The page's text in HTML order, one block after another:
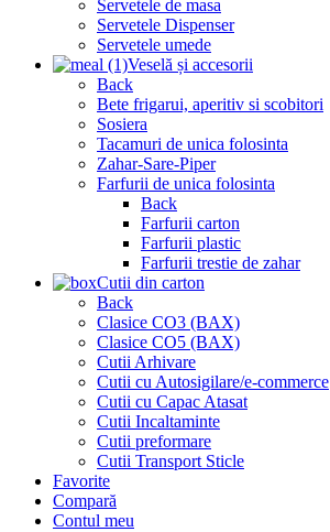
Servetele de masa
Servetele Dispenser
Servetele umede
Veselă și accesorii
Back
Bete frigarui, aperitiv si scobitori
Sosiera
Tacamuri de unica folosinta
Zahar-Sare-Piper
Farfurii de unica folosinta
Back
Farfurii carton
Farfurii plastic
Farfurii trestie de zahar
Cutii din carton
Back
Clasice CO3 (BAX)
Clasice CO5 (BAX)
Cutii Arhivare
Cutii cu Autosigilare/e-commerce
Cutii cu Capac Atasat
Cutii Incaltaminte
Cutii preformare
Cutii Transport Sticle
Favorite
Compară
Contul meu